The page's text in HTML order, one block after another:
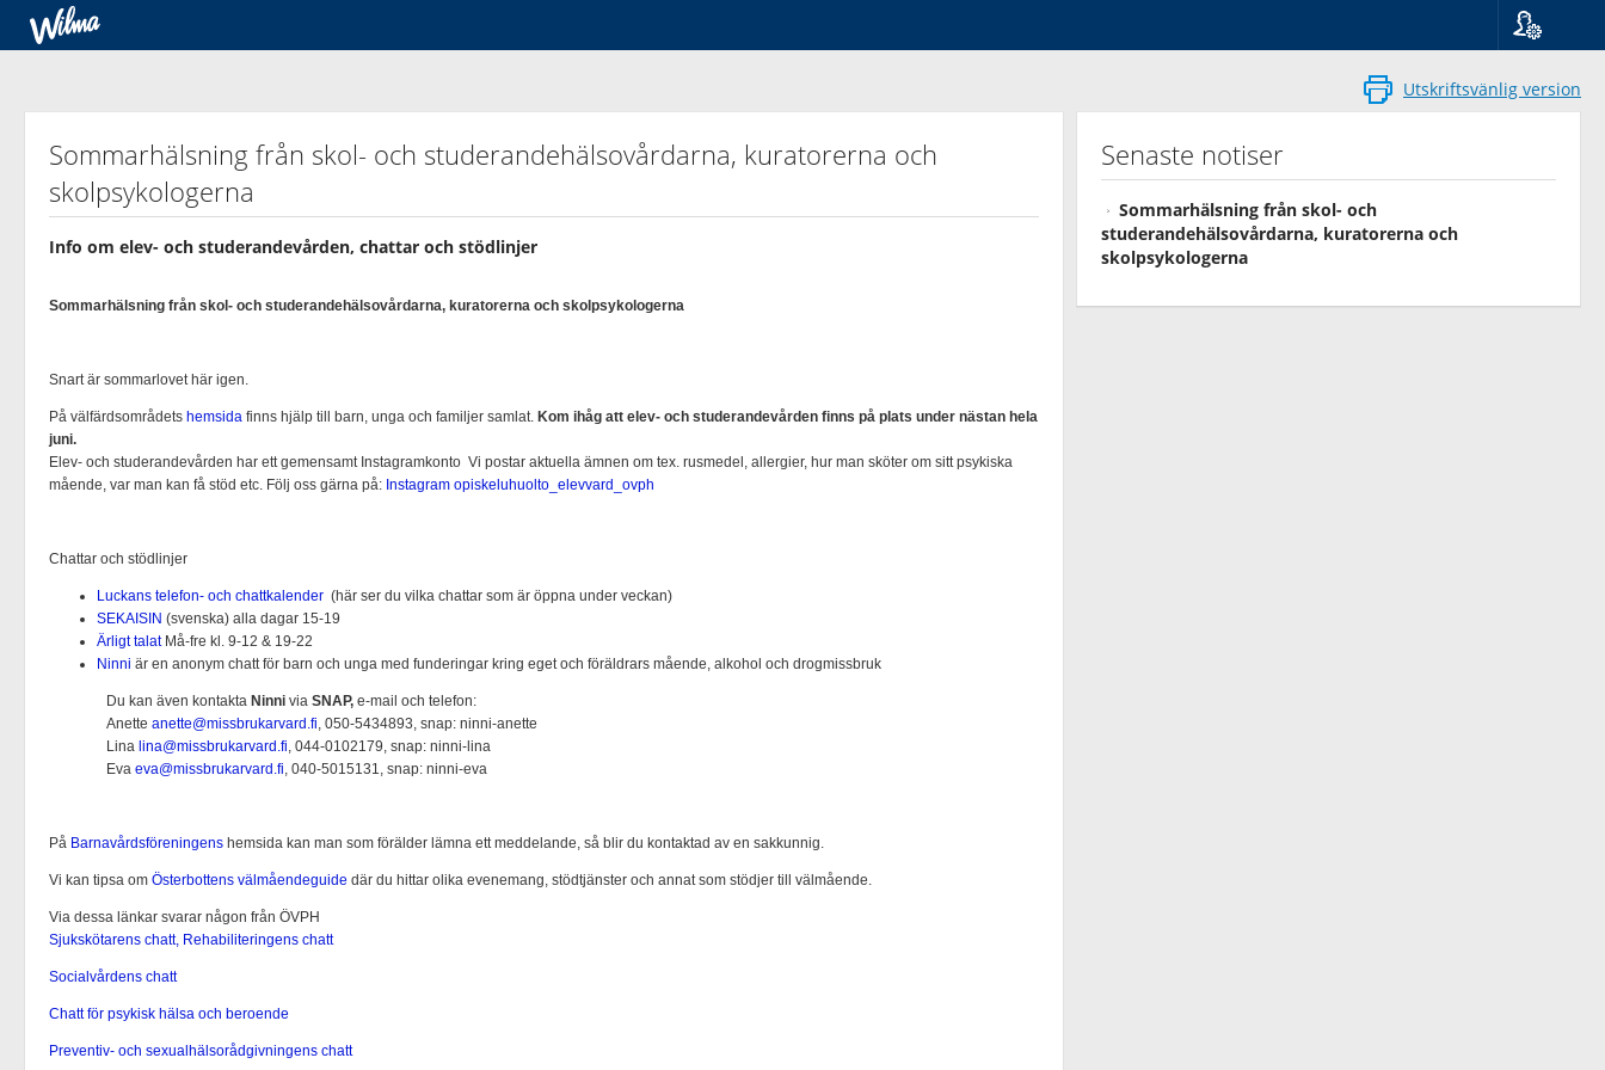
Suomi
Svenska
Sommarhälsning från skol- och studerandehälsovårdarna, kuratorerna och
skolpsykologerna
Info om elev- och studerandevården, chattar och stödlinjer
Utskriftsvänlig version
Senaste notiser
Sommarhälsning från skol- och
studerandehälsovårdarna, kuratorerna och
skolpsykologerna